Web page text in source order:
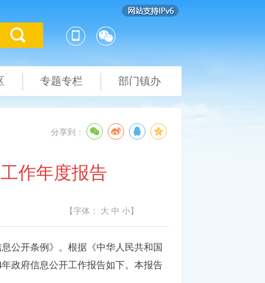
专题专栏 部门镇办
分享到：
作年度报告
【字体： 大 中 小 】
公开条例》。根据《中华人民共和国
政府信息公开工作报告如下。本报告